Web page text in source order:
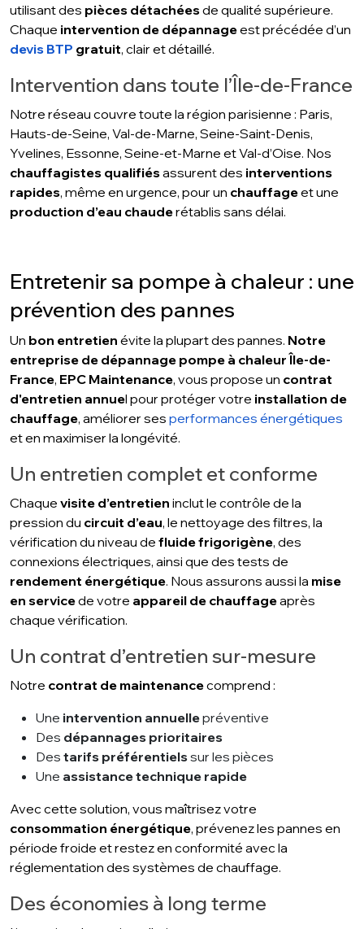
utilisant des pièces détachéesde qualité supérieure.
Chaque intervention de dépannageest précédée d’un
devis BTP gratuit, clair et détaillé.
Intervention dans toute l’Île-de-France
Notre réseau couvre toute la région parisienne : Paris,
Hauts-de-Seine, Val-de-Marne, Seine-Saint-Denis,
Yvelines, Essonne, Seine-et-Marne et Val-d’Oise. Nos
chauffagistes qualifiésassurent des interventions
rapides, même en urgence, pour un chauffageet une
production d’eau chauderétablis sans délai.
Entretenir sa pompe à chaleur : une
prévention des pannes
Un bon entretien évite la plupart des pannes. Notre
entreprise de dépannage pompe à chaleur Île-de-
France, EPC Maintenance, vous propose un contrat
d'entretien annuel pour protéger votre installation de
chauffage, améliorer ses performances énergétiques
et en maximiser la longévité.
Un entretien complet et conforme
Chaque visite d’entretien inclut le contrôle de la
pression du circuit d’eau, le nettoyage des filtres, la
vérification du niveau de fluide frigorigène, des
connexions électriques, ainsi que des tests de
rendement énergétique. Nous assurons aussi la mise
en servicede votre appareil de chauffageaprès
chaque vérification.
Un contrat d’entretien sur-mesure
Notre contrat de maintenancecomprend :
Une intervention annuellepréventive
Des dépannages prioritaires
Des tarifs préférentielssur les pièces
Une assistance technique rapide
Avec cette solution, vous maîtrisez votre
consommation énergétique, prévenez les pannes en
période froide et restez en conformité avec la
réglementation des systèmes de chauffage.
Des économies à long terme